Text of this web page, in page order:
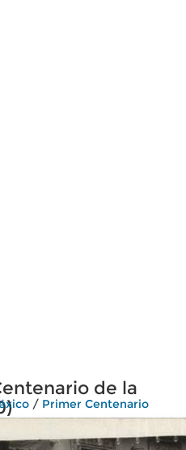
de la
/ Primer Centenario